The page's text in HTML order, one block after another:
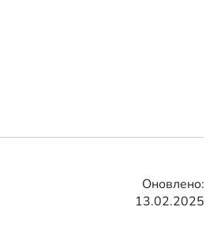
Оновлено:
13.02.2025